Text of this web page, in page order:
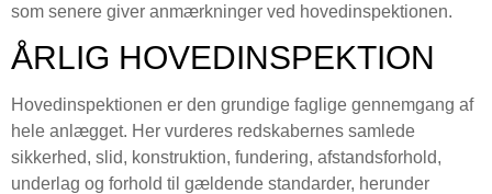
som senere giver anmærkninger ved hovedinspektionen.
ÅRLIG HOVEDINSPEKTION
Hovedinspektionen er den grundige faglige gennemgang af
hele anlægget. Her vurderes redskabernes samlede
sikkerhed, slid, konstruktion, fundering, afstandsforhold,
underlag og forhold til gældende standarder, herunder